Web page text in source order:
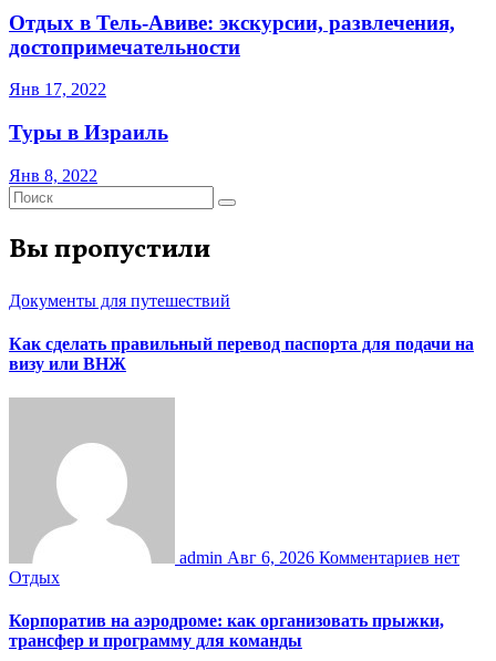
Отдых в Тель-Авиве: экскурсии, развлечения,
достопримечательности
Янв 17, 2022
Туры в Израиль
Янв 8, 2022
Вы пропустили
Документы для путешествий
Как сделать правильный перевод паспорта для подачи на
визу или ВНЖ
admin Авг 6, 2026 Комментариев нет
Отдых
Корпоратив на аэродроме: как организовать прыжки,
трансфер и программу для команды